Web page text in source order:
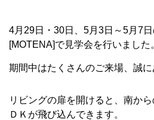
4月29日・30日、5月3日～5月7
[MOTENA]で見学会を行いました
期間中はたくさんのご来場、誠に
リビングの扉を開けると、南か
ＤＫが飛び込んできます。